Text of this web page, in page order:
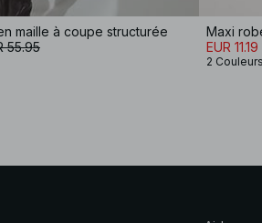
maille à coupe structurée
55.95
Maxi
EUR 11.19
2 Couleurs